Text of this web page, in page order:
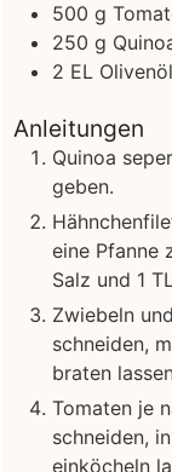
500 g
250 g
2 EL Olivenöl
Anleitungen
Quinoa
geben.
eine Pfanne
Salz und 1
Zwiebeln
schneiden,
braten
Tomaten je
schneiden,
einköcheln